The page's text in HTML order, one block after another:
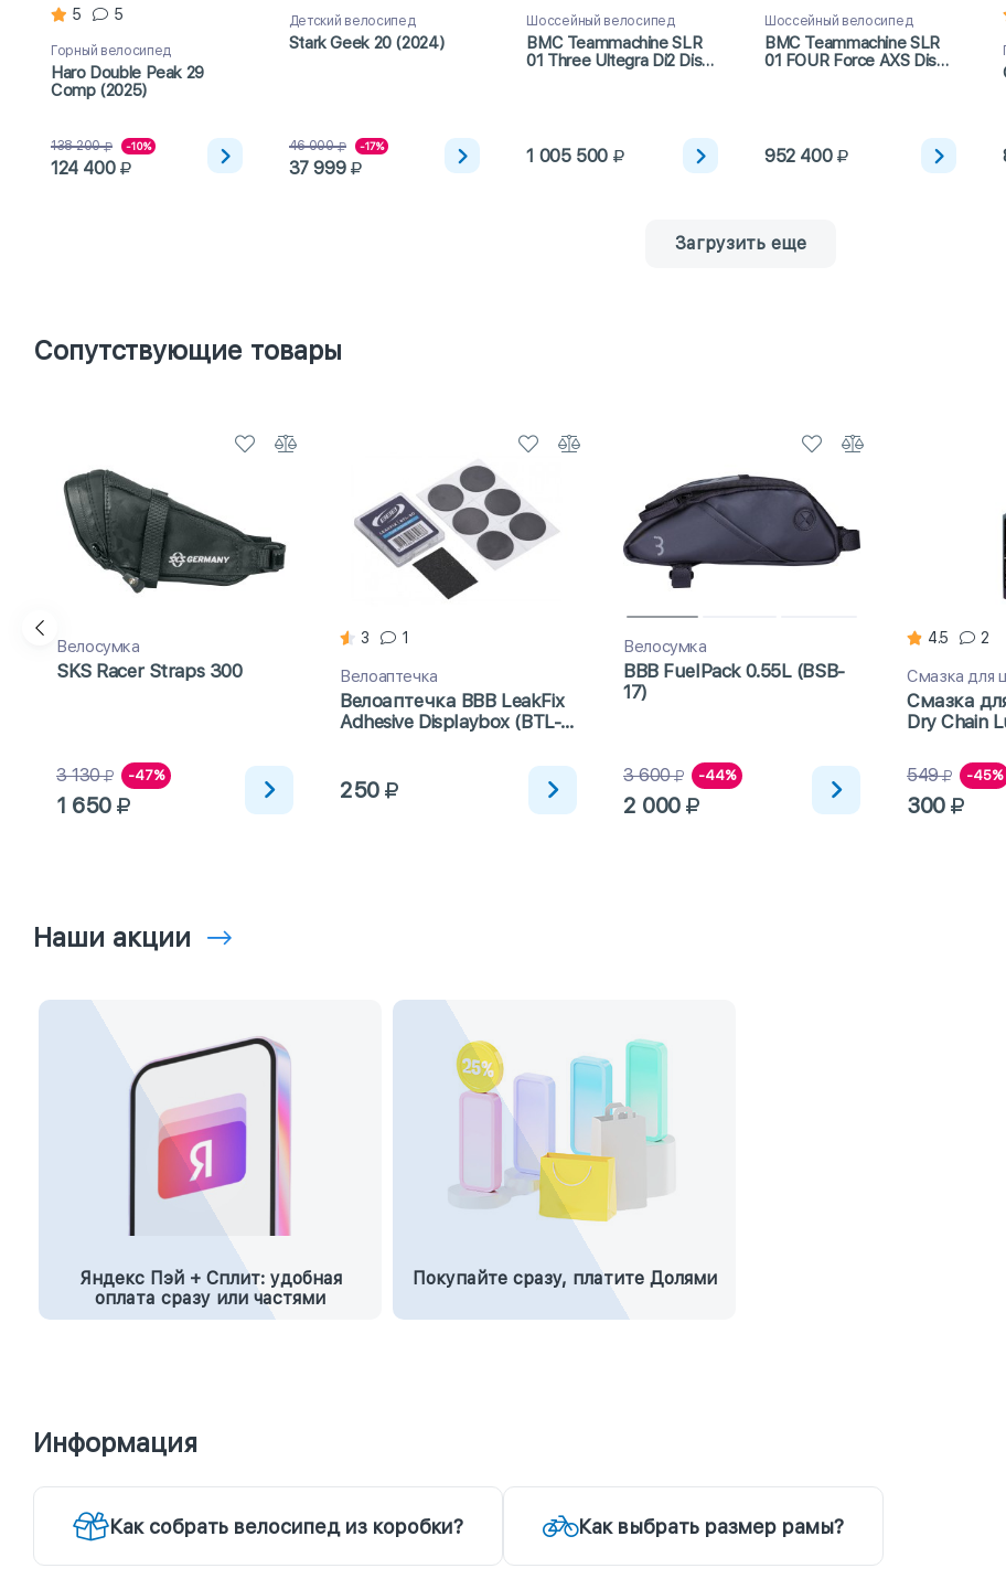
5 5
Горный велосипед
Haro Double Peak 29
Comp (2025)
138 200 -10%
124 400
Детский велосипед
Stark Geek 20 (2024)
46 000 -17%
37 999
Шоссейный велосипед
BMC Teammachine SLR
01 Three Ultegra Di2 Disc
1 005 500
Шоссейный велосипед
BMC Teammachine SLR
01 FOUR Force AXS Disc
952 400
Загрузить еще
Сопутствующие товары
Велосумка
SKS Racer Straps 300
3 130 -47%
1 650
3 1
Велоаптечка
Велоаптечка BBB LeakFix
Adhesive Displaybox (BTL-
250
Велосумка
BBB FuelPack 0.55L (BSB-
17)
3 600 -44%
2 000
4.5 2
Смазка для
Смазка
Dry Chain
549 -45%
300
Наши акции
Яндекс Пэй + Сплит: удобная
оплата сразу или частями
Покупайте сразу, платите Долями
Информация
Как собрать велосипед из коробки? Как выбрать размер рамы?